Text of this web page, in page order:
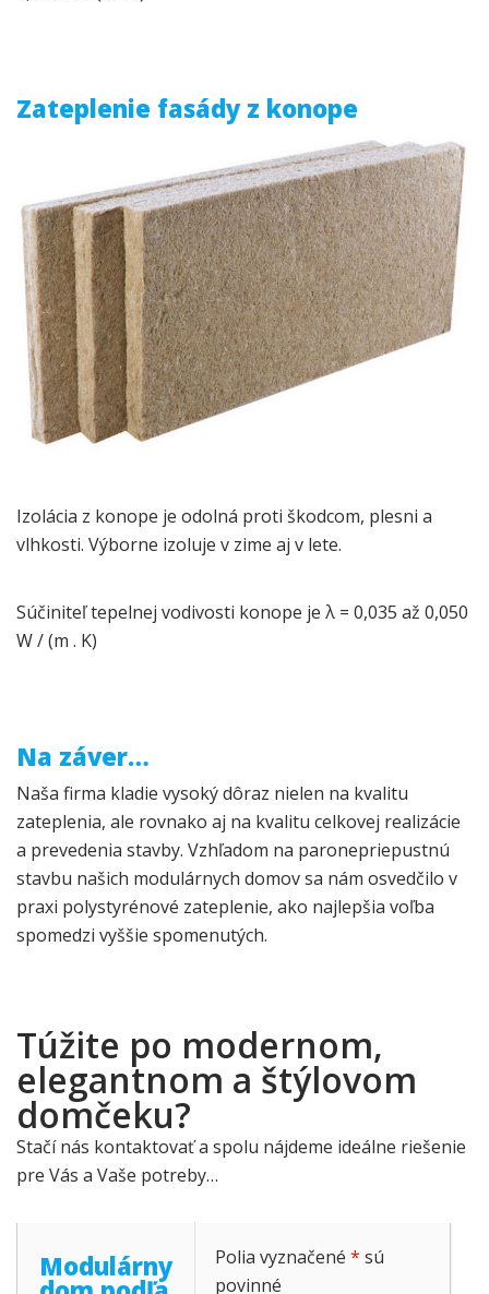
Zateplenie fasády z konope
Izolácia z konope je odolná proti škodcom, plesni a
vlhkosti. Výborne izoluje v zime aj v lete.
Súčiniteľ tepelnej vodivosti konope je λ = 0,035 až 0,050
W / (m . K)
Na záver…
Naša firma kladie vysoký dôraz nielen na kvalitu
zateplenia, ale rovnako aj na kvalitu celkovej realizácie
a prevedenia stavby. Vzhľadom na paronepriepustnú
stavbu našich modulárnych domov sa nám osvedčilo v
praxi polystyrénové zateplenie, ako najlepšia voľba
spomedzi vyššie spomenutých.
Túžite po modernom,
elegantnom a štýlovom
domčeku?
Stačí nás kontaktovať a spolu nájdeme ideálne riešenie
pre Vás a Vaše potreby…
Modulárny Polia vyznačené * sú
povinné